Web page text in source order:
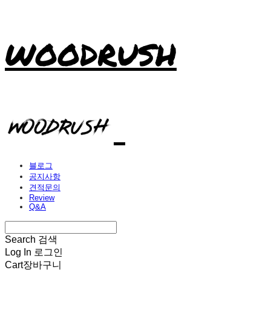
WOODRUSH
블로그
공지사항
견적문의
Review
Q&A
Search 검색
Log In 로그인
Cart장바구니